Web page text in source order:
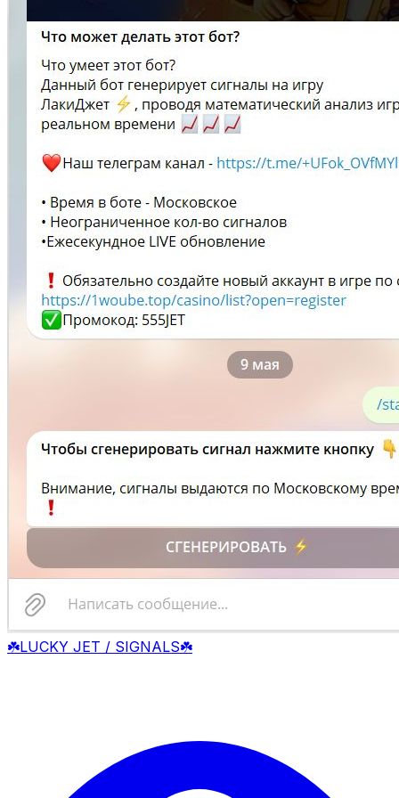
☘️LUCKY JET / SIGNALS☘️